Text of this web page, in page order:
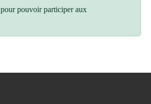
pour pouvoir participer aux